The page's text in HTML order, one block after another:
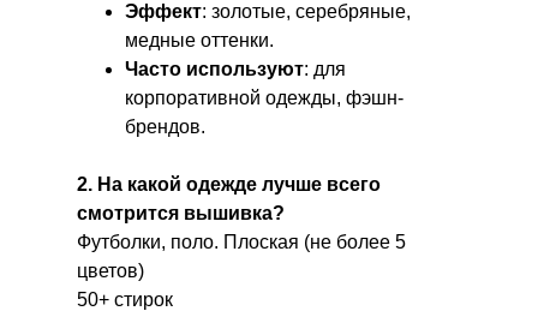
Эффект: золотые, серебряные,
медные оттенки.
Часто используют: для
корпоративной одежды, фэшн-
брендов.
2. На какой одежде лучше всего
смотрится вышивка?
Футболки, поло. Плоская (не более 5
цветов)
50+ стирок